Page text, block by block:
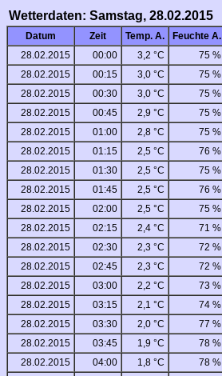
Wetterdaten: Samstag, 28.02.2015
Datum Zeit Temp. A. Feuchte A.
28.02.2015
00:00 3,2 °C 75 %
28.02.2015
00:15 3,0 °C 75 %
28.02.2015
00:30 3,0 °C 75 %
28.02.2015
00:45 2,9 °C 75 %
28.02.2015
01:00 2,8 °C 75 %
28.02.2015
01:15 2,5 °C 76 %
28.02.2015
01:30 2,5 °C 75 %
28.02.2015
01:45 2,5 °C 76 %
28.02.2015
02:00 2,5 °C 75 %
28.02.2015
02:15 2,4 °C 71 %
28.02.2015
02:30 2,3 °C 72 %
28.02.2015
02:45 2,3 °C 72 %
28.02.2015
03:00 2,2 °C 73 %
28.02.2015
03:15 2,1 °C 74 %
28.02.2015
03:30 2,0 °C 77 %
28.02.2015
03:45 1,9 °C 78 %
28.02.2015
04:00 1,8 °C 78 %